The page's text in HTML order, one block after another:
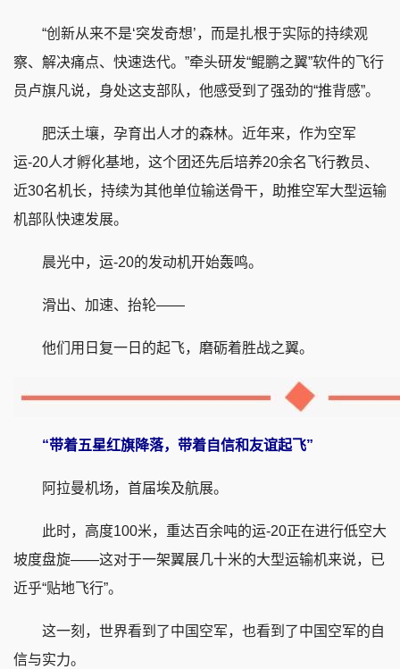
“创新从来不是‘突发奇想’，而是扎根于实际的持续观
察、解决痛点、快速迭代。”牵头研发“鲲鹏之翼”软件的飞行
员卢旗凡说，身处这支部队，他感受到了强劲的“推背感”。
肥沃土壤，孕育出人才的森林。近年来，作为空军
运-20人才孵化基地，这个团还先后培养20余名飞行教员、
近30名机长，持续为其他单位输送骨干，助推空军大型运输
机部队快速发展。
晨光中，运-20的发动机开始轰鸣。
滑出、加速、抬轮——
他们用日复一日的起飞，磨砺着胜战之翼。
“带着五星红旗降落，带着自信和友谊起飞”
阿拉曼机场，首届埃及航展。
此时，高度100米，重达百余吨的运-20正在进行低空大
坡度盘旋——这对于一架翼展几十米的大型运输机来说，已
近乎“贴地飞行”。
这一刻，世界看到了中国空军，也看到了中国空军的自
信与实力。